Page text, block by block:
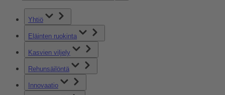
Yhtiö
Eläinten ruokinta
Kasvien viljely
Rehunsäilöntä
Innovaatio